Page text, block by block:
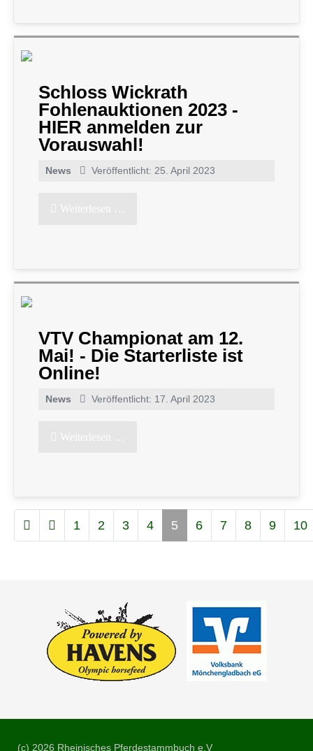
Schloss Wickrath
Fohlenauktionen 2023 -
HIER anmelden zur
Vorauswahl!
News Veröffentlicht: 25. April 2023
Weiterlesen …
VTV Championat am 12.
Mai! - Die Starterliste ist
Online!
News Veröffentlicht: 17. April 2023
Weiterlesen …
Seite 5 von 12
1 2 3 4 5 6 7 8 9 10
(c) 2026 Rheinisches Pferdestammbuch e.V